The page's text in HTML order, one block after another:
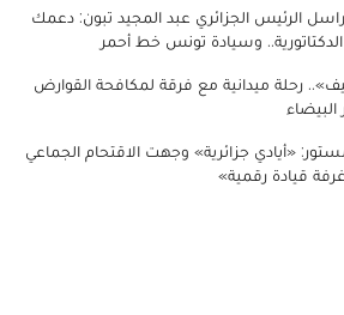
الرئيس الجزائري عبد المجيد تبون: دعمك
وسيادة تونس خط أحمر
رحلة ميدانية مع فرقة لمكافحة القوارض
البيضاء
«أيادي جزائرية» وجهت الاقتحام الجماعي
قيادة رقمية»